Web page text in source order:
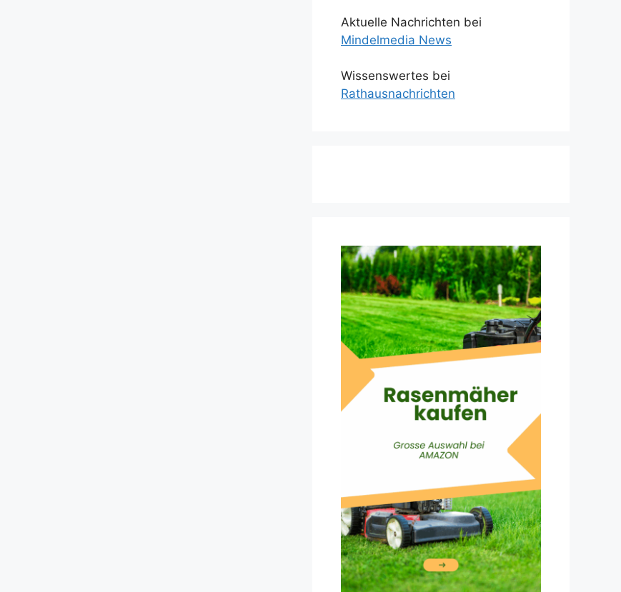
Aktuelle Nachrichten bei
Mindelmedia News
Wissenswertes bei
Rathausnachrichten